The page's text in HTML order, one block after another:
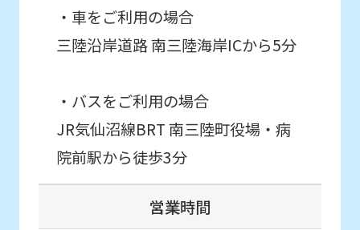
・車をご利用の場合
三陸沿岸道路 南三陸海岸ICから5分
・バスをご利用の場合
JR気仙沼線BRT 南三陸町役場・病
院前駅から徒歩3分
営業時間
of
this
will
be
translated
mechanically,
so
it